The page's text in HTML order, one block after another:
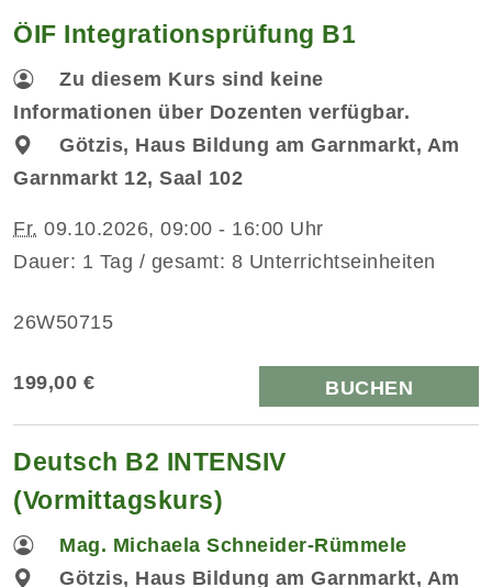
ÖIF Integrationsprüfung B1
Zu diesem Kurs sind keine
Informationen über Dozenten verfügbar.
Götzis, Haus Bildung am Garnmarkt, Am
Garnmarkt 12, Saal 102
Fr. 09.10.2026, 09:00 - 16:00 Uhr
Dauer: 1 Tag / gesamt: 8 Unterrichtseinheiten
26W50715
199,00 € BUCHEN
Deutsch B2 INTENSIV
(Vormittagskurs)
Mag. Michaela Schneider-Rümmele
Götzis, Haus Bildung am Garnmarkt, Am